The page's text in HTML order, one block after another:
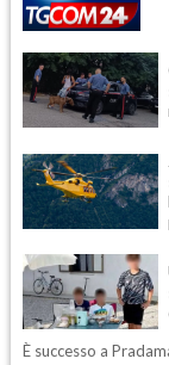
È successo a